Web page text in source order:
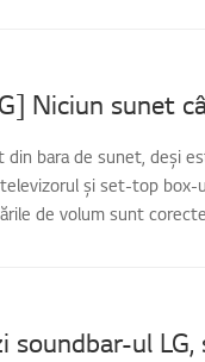
din bara de sunet, deși
și set-top
de volum sunt